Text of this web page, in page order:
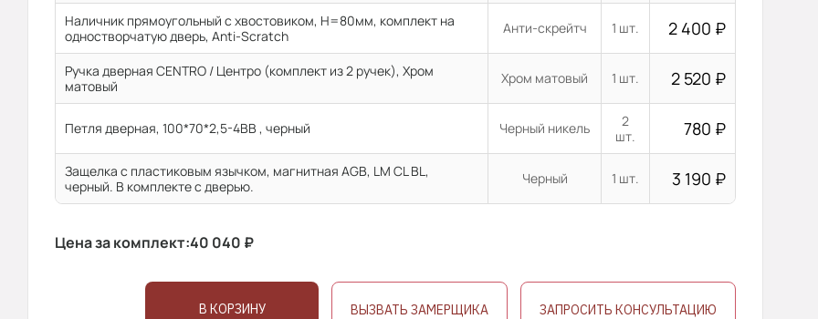
Наличник прямоугольный с хвостовиком, H=80мм, комплект на
одностворчатую дверь, Anti-Scratch
Анти-скрейтч 1 шт. 2 400 ₽
Ручка дверная CENTRO / Центро (комплект из 2 ручек), Хром
матовый
Хром матовый 1 шт. 2 520 ₽
Петля дверная, 100*70*2,5-4ВВ , черный Черный никель
2
шт.
780 ₽
Защелка с пластиковым язычком, магнитная AGB, LM CL BL,
черный. В комплекте с дверью.
Черный 1 шт. 3 190 ₽
Цена за комплект:40 040 ₽
В КОРЗИНУ ВЫЗВАТЬ ЗАМЕРЩИКА ЗАПРОСИТЬ КОНСУЛЬТАЦИЮ